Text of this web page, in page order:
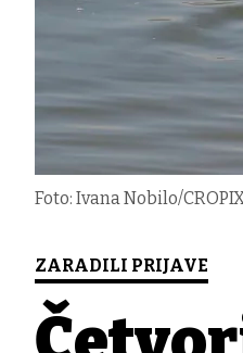
Foto: Ivana Nobilo/
ZARADILI PRIJAVE